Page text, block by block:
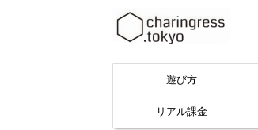
遊び方
リアル課金